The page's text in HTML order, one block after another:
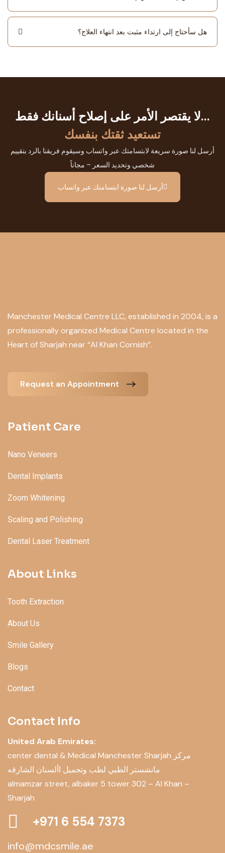
هل سأحتاج إلى ارتداء مثبت بعد انتهاء العلاج؟
لا يقتصر الأمر على إصلاح أسنانك فقط...
تستعيد ثقتك بنفسك
أرسل لنا صورة سريعة لابتسامتك عبر واتساب وسيقوم فريقنا بالرد بتقييم
شخصي وتحديد السعر – مجاناً
أرسل لنا صورة ابتسامتك عبر واتساب
Manchester Medical Centre LLC, established in 2004, is a
professionally organized Medical Centre located in the
Heart of Sharjah near “Al Khan Cornish”.
Request an Appointment
Patient Care
Nano Veneers
Dental Implants
Zoom Whitening
Scaling and Polishing
Dental Laser Treatment
About Links
Tooth Extraction
About Us
Smile Gallery
Blogs
Contact
Contact Info
United Arab Emirates:
center dental & Medical Manchester Sharjah مركز
مانشستر الطبي لطب وتجميل األسنان الشارقه
almamzar street, albaker 5 tower 302 – Al Khan –
Sharjah
+971 6 554 7373
info@mdcsmile.ae